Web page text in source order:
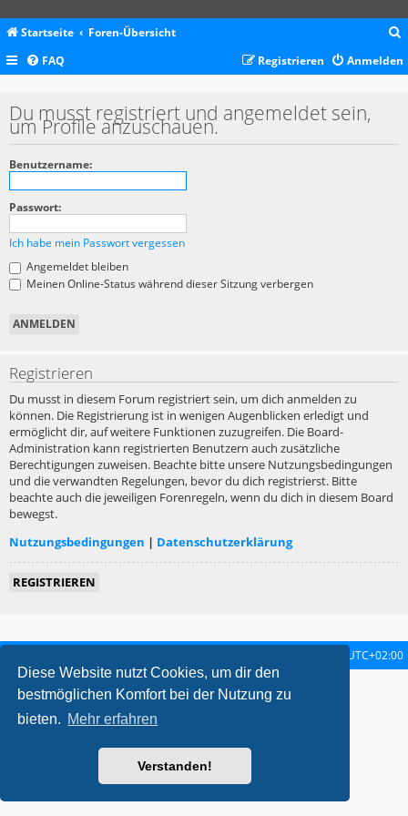
Diese Website nutzt Cookies, um dir den
bestmöglichen Komfort bei der Nutzung zu
bieten. Mehr erfahren
Verstanden!
Startseite Foren-Übersicht
c
FAQ Anmelden
Registrieren
Du musst registriert und angemeldet sein,
um Profile anzuschauen.
Benutzername:
Passwort:
Ich habe mein Passwort vergessen
Angemeldet bleiben
Meinen Online-Status während dieser Sitzung verbergen
Registrieren
Du musst in diesem Forum registriert sein, um dich anmelden zu
können. Die Registrierung ist in wenigen Augenblicken erledigt und
ermöglicht dir, auf weitere Funktionen zuzugreifen. Die Board-
Administration kann registrierten Benutzern auch zusätzliche
Berechtigungen zuweisen. Beachte bitte unsere Nutzungsbedingungen
und die verwandten Regelungen, bevor du dich registrierst. Bitte
beachte auch die jeweiligen Forenregeln, wenn du dich in diesem Board
bewegst.
Nutzungsbedingungen | Datenschutzerklärung
REGISTRIEREN
UTC+02:00
metrolike style by Eric Seguin Updated for phpBB3.2 by
Powered byphpBB ® Forum Software © phpBB Limited
Deutsche Übersetzung durch